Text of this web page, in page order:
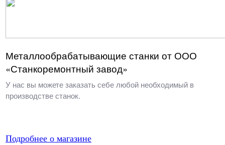
Металлообрабатывающие станки от ООО
«Станкоремонтный завод»
У нас вы можете заказать себе любой необходимый в
производстве станок.
Подробнее о магазине